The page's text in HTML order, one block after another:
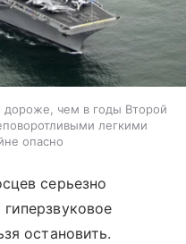
чем в годы Второй
легкими
опасно
серьезно
остановить.